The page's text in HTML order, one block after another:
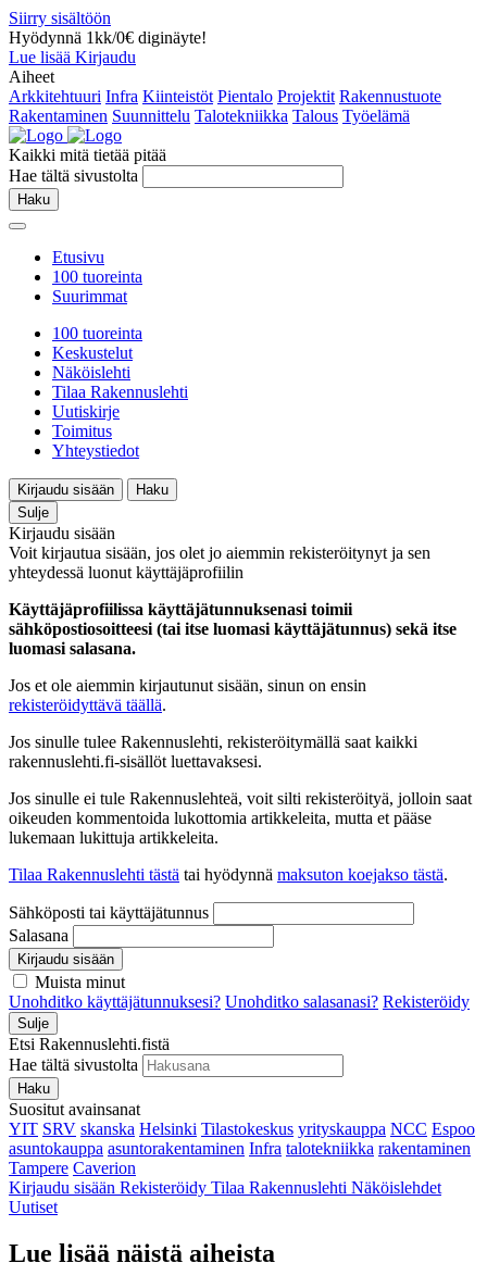
Siirry sisältöön
Hyödynnä 1kk/0€ diginäyte!
Lue lisää Kirjaudu
Aiheet
Arkkitehtuuri Infra Kiinteistöt Pientalo Projektit Rakennustuote
Rakentaminen Suunnittelu Talotekniikka Talous Työelämä
Kaikki mitä tietää pitää
Hae tältä sivustolta
Haku
Etusivu
100 tuoreinta
Suurimmat
100 tuoreinta
Keskustelut
Näköislehti
Tilaa Rakennuslehti
Uutiskirje
Toimitus
Yhteystiedot
Kirjaudu sisään
Haku
Sulje
Kirjaudu sisään
Voit kirjautua sisään, jos olet jo aiemmin rekisteröitynyt ja sen
yhteydessä luonut käyttäjäprofiilin
Käyttäjäprofiilissa käyttäjätunnuksenasi toimii
sähköpostiosoitteesi (tai itse luomasi käyttäjätunnus) sekä itse
luomasi salasana.
Jos et ole aiemmin kirjautunut sisään, sinun on ensin
rekisteröidyttävä täällä.
Jos sinulle tulee Rakennuslehti, rekisteröitymällä saat kaikki
rakennuslehti.fi-sisällöt luettavaksesi.
Jos sinulle ei tule Rakennuslehteä, voit silti rekisteröityä, jolloin saat
oikeuden kommentoida lukottomia artikkeleita, mutta et pääse
lukemaan lukittuja artikkeleita.
Tilaa Rakennuslehti tästä tai hyödynnä maksuton koejakso tästä.
Sähköposti tai käyttäjätunnus
Salasana
Kirjaudu sisään
Muista minut
Unohditko käyttäjätunnuksesi? Unohditko salasanasi? Rekisteröidy
Sulje
Etsi Rakennuslehti.fistä
Hae tältä sivustolta
Haku
Suositut avainsanat
YIT SRV skanska Helsinki Tilastokeskus yrityskauppa NCC Espoo
asuntokauppa asuntorakentaminen Infra talotekniikka rakentaminen
Tampere Caverion
Kirjaudu sisään Rekisteröidy Tilaa Rakennuslehti Näköislehdet
Uutiset
Lue lisää näistä aiheista